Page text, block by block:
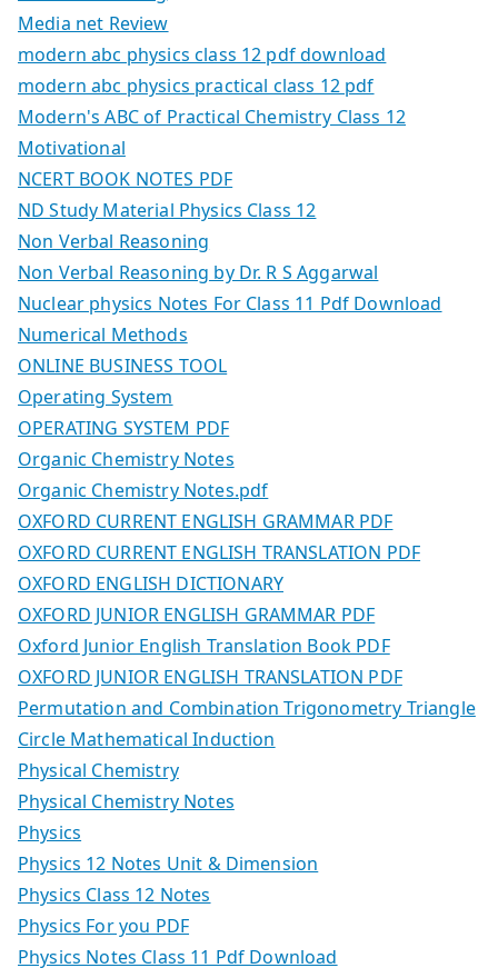
Media net Review
modern abc physics class 12 pdf download
modern abc physics practical class 12 pdf
Modern's ABC of Practical Chemistry Class 12
Motivational
NCERT BOOK NOTES PDF
ND Study Material Physics Class 12
Non Verbal Reasoning
Non Verbal Reasoning by Dr. R S Aggarwal
Nuclear physics Notes For Class 11 Pdf Download
Numerical Methods
ONLINE BUSINESS TOOL
Operating System
OPERATING SYSTEM PDF
Organic Chemistry Notes
Organic Chemistry Notes.pdf
OXFORD CURRENT ENGLISH GRAMMAR PDF
OXFORD CURRENT ENGLISH TRANSLATION PDF
OXFORD ENGLISH DICTIONARY
OXFORD JUNIOR ENGLISH GRAMMAR PDF
Oxford Junior English Translation Book PDF
OXFORD JUNIOR ENGLISH TRANSLATION PDF
Permutation and Combination Trigonometry Triangle
Circle Mathematical Induction
Physical Chemistry
Physical Chemistry Notes
Physics
Physics 12 Notes Unit & Dimension
Physics Class 12 Notes
Physics For you PDF
Physics Notes Class 11 Pdf Download